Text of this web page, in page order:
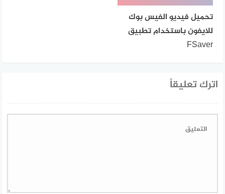
تحميل فيديو الفيس بوك
للايفون باستخدام تطبيق
FSaver
اترك تعليقاً